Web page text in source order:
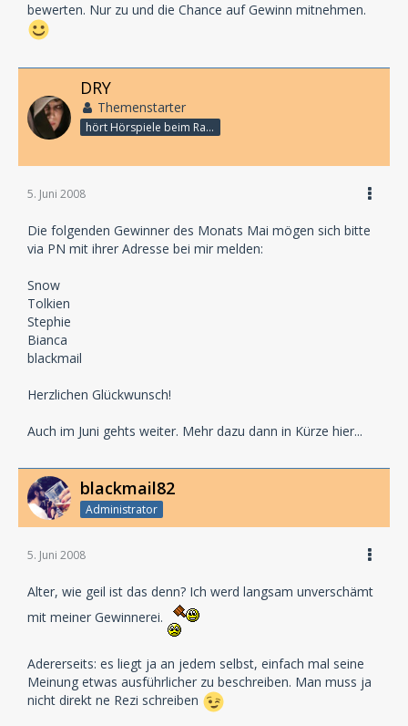
bewerten. Nur zu und die Chance auf Gewinn mitnehmen.
DRY
Themenstarter
hört Hörspiele beim Rasenmähen
5. Juni 2008
Die folgenden Gewinner des Monats Mai mögen sich bitte
via PN mit ihrer Adresse bei mir melden:
Snow
Tolkien
Stephie
Bianca
blackmail
Herzlichen Glückwunsch!
Auch im Juni gehts weiter. Mehr dazu dann in Kürze hier...
blackmail82
Administrator
5. Juni 2008
Alter, wie geil ist das denn? Ich werd langsam unverschämt
mit meiner Gewinnerei.
Adererseits: es liegt ja an jedem selbst, einfach mal seine
Meinung etwas ausführlicher zu beschreiben. Man muss ja
nicht direkt ne Rezi schreiben